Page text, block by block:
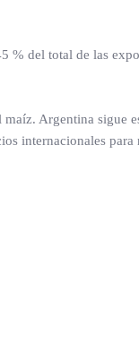
% del total de las
Argentina sigue
internacionales para